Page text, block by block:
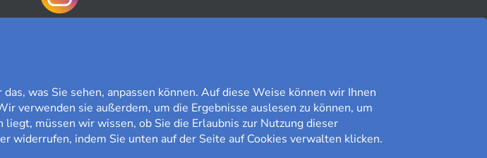
Kundomdöme på Prisjakt
was Sie sehen, anpassen können. Auf diese Weise können wir Ihnen
verwenden sie außerdem, um die Ergebnisse auslesen zu können, um
müssen wir wissen, ob Sie die Erlaubnis zur Nutzung dieser
widerrufen, indem Sie unten auf der Seite auf Cookies verwalten klicken.